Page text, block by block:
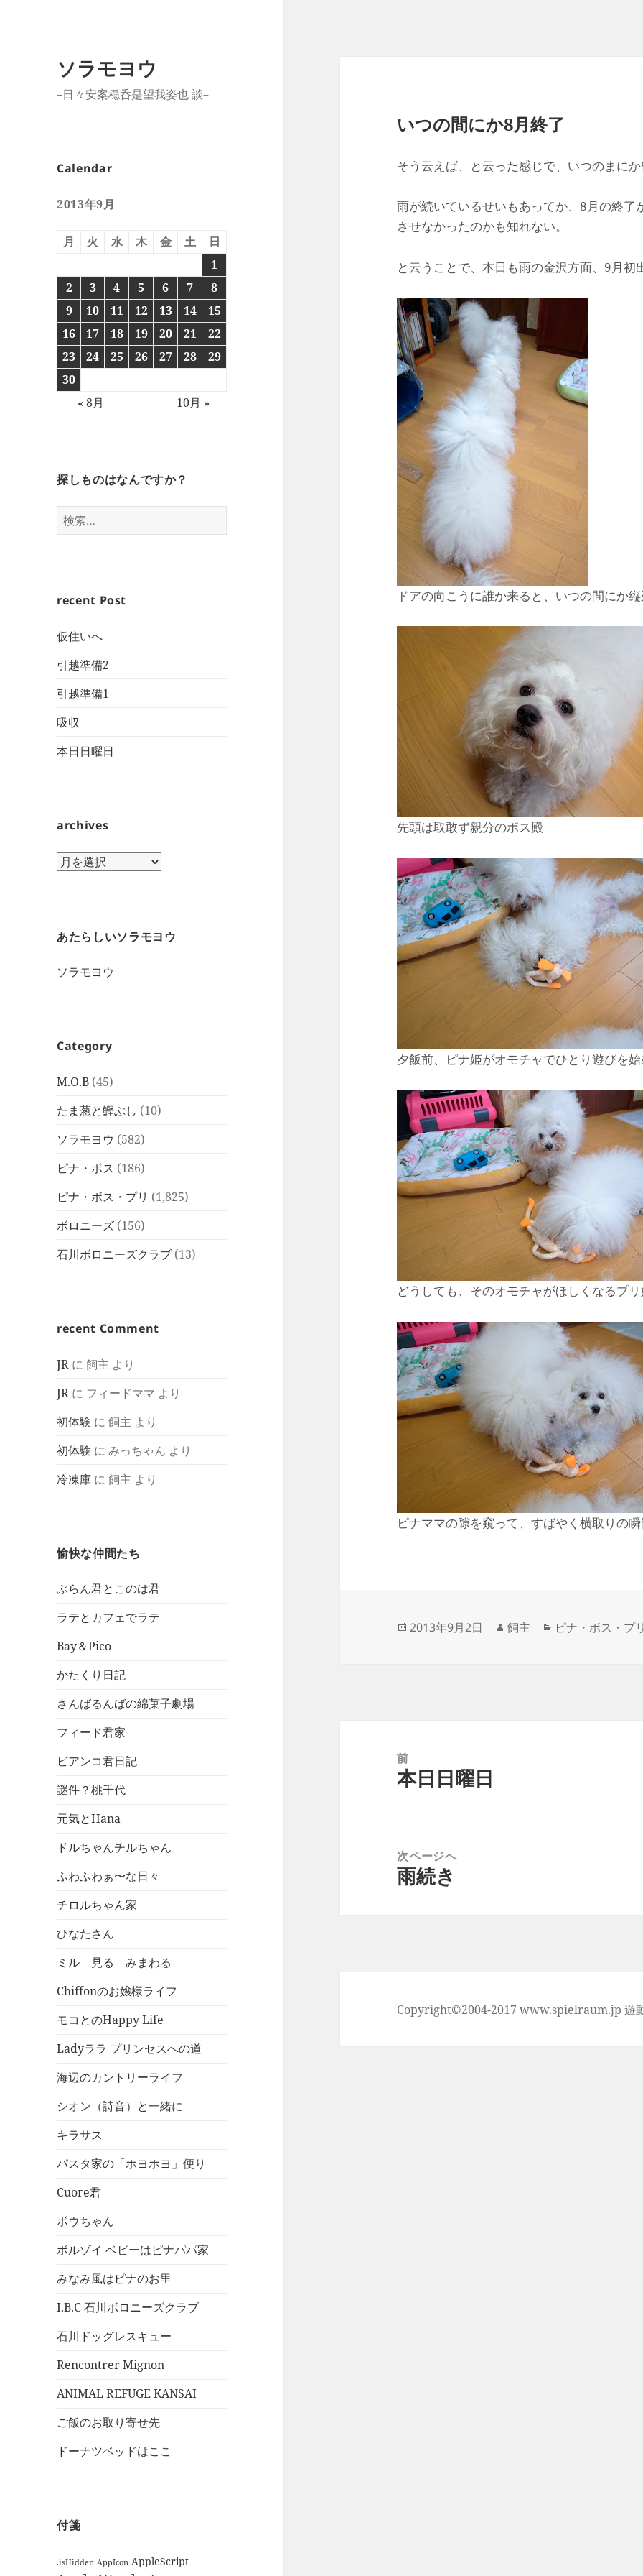
ソラモヨウ
–日々安案穏呑是望我姿也 談–
Calendar
2013年9月
月 火 水 木 金 土
日
1
2
3 4 5 6 7
8
9
10 11 12 13 14
15
16
17 18 19 20 21
22
23
24 25 26 27 28
29
30
« 8月
10月 »
探しものはなんですか？
検
索:
recent Post
仮住いへ
引越準備2
引越準備1
吸収
本日日曜日
archives
archives
あたらしいソラモヨウ
ソラモヨウ
Category
M.O.B (45)
たま葱と鰹ぶし (10)
ソラモヨウ (582)
ピナ・ボス (186)
ピナ・ボス・プリ (1,825)
ボロニーズ (156)
石川ボロニーズクラブ (13)
recent Comment
JR に飼主 より
JR に フィードママ より
初体験 に飼主 より
初体験 にみっちゃん より
冷凍庫 に飼主 より
愉快な仲間たち
ぶらん君とこのは君
ラテとカフェでラテ
Bay＆Pico
かたくり日記
さんばるんばの綿菓子劇場
フィード君家
ビアンコ君日記
謎件？桃千代
元気とHana
ドルちゃんチルちゃん
ふわふわぁ〜な日々
チロルちゃん家
ひなたさん
ミル 見る みまわる
Chiffonのお嬢様ライフ
モコとのHappy Life
Ladyララ プリンセスへの道
海辺のカントリーライフ
シオン（詩音）と一緒に
キラサス
パスタ家の「ホヨホヨ」便り
Cuore君
ボウちゃん
ボルゾイ ベビーはピナパパ家
みなみ風はピナのお里
I.B.C 石川ボロニーズクラブ
石川ドッグレスキュー
Rencontrer Mignon
ANIMAL REFUGE KANSAI
ご飯のお取り寄せ先
ドーナツベッドはここ
付箋
.isHidden AppIcon AppleScript
いつの間にか8月終了
そう云えば、と云った感じで、いつのまに
雨が続いているせいもあってか、8月の終
させなかったのかも知れない。
と云うことで、本日も雨の金沢方面、9月
ドアの向こうに誰か来ると、いつの間にか
先頭は取敢ず親分のボス殿
夕飯前、ピナ姫がオモチャでひとり遊びを
どうしても、そのオモチャがほしくなるプ
ピナママの隙を窺って、すばやく横取りの
投
2013年9月2日
作
飼主
カ
ピナ・ボス・プ
前
前
本日日曜日
次ページへ
次
雨続き
Copyright©2004-2017 www.spielraum.jp 遊